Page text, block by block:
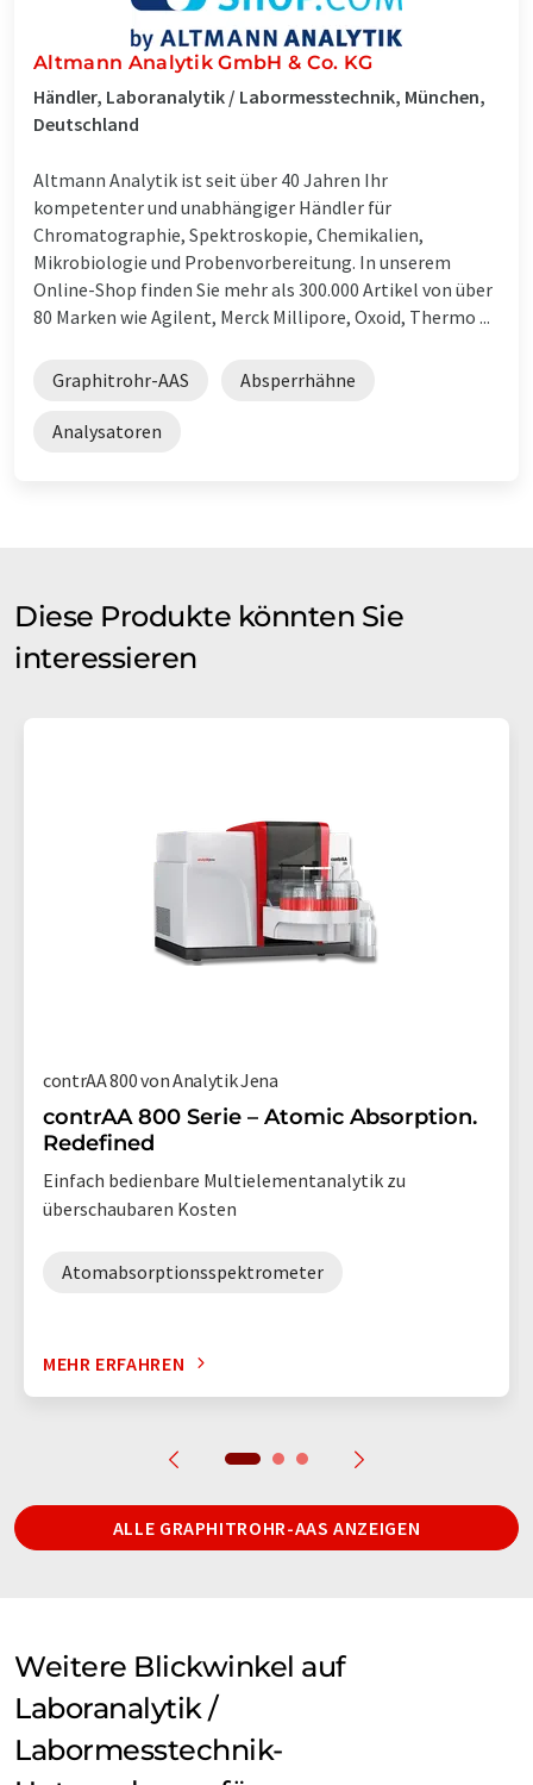
Altmann Analytik GmbH & Co. KG
Händler, Laboranalytik / Labormesstechnik, München,
Deutschland
Altmann Analytik ist seit über 40 Jahren Ihr
kompetenter und unabhängiger Händler für
Chromatographie, Spektroskopie, Chemikalien,
Mikrobiologie und Probenvorbereitung. In unserem
Online-Shop finden Sie mehr als 300.000 Artikel von über
80 Marken wie Agilent, Merck Millipore, Oxoid, Thermo ...
Graphitrohr-AAS Absperrhähne
Analysatoren
Diese Produkte könnten Sie
interessieren
contrAA 800 von Analytik Jena
contrAA 800 Serie – Atomic Absorption.
Redefined
Einfach bedienbare Multielementanalytik zu
überschaubaren Kosten
Atomabsorptionsspektrometer
MEHR ERFAHREN
ALLE GRAPHITROHR-AAS ANZEIGEN
Weitere Blickwinkel auf
Laboranalytik /
Labormesstechnik-